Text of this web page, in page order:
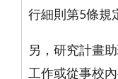
行細則第5條規
另，研究計畫
工作或從事校